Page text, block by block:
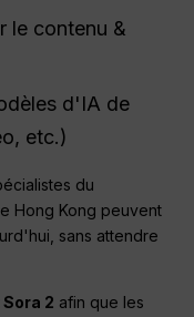
le contenu &
d'IA de
etc.)
du
Hong Kong peuvent
sans attendre
2 afin que les